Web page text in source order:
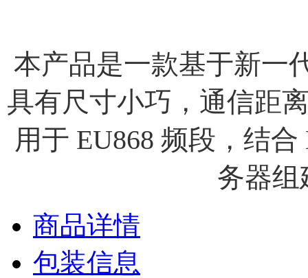
本产品是一款基于新一
具有尺寸小巧，通信距
用于 EU868 频段，结
务器组
商品详情
包装信息